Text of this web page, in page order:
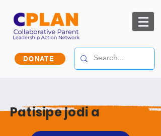
DONATE
Patisipe jodi a